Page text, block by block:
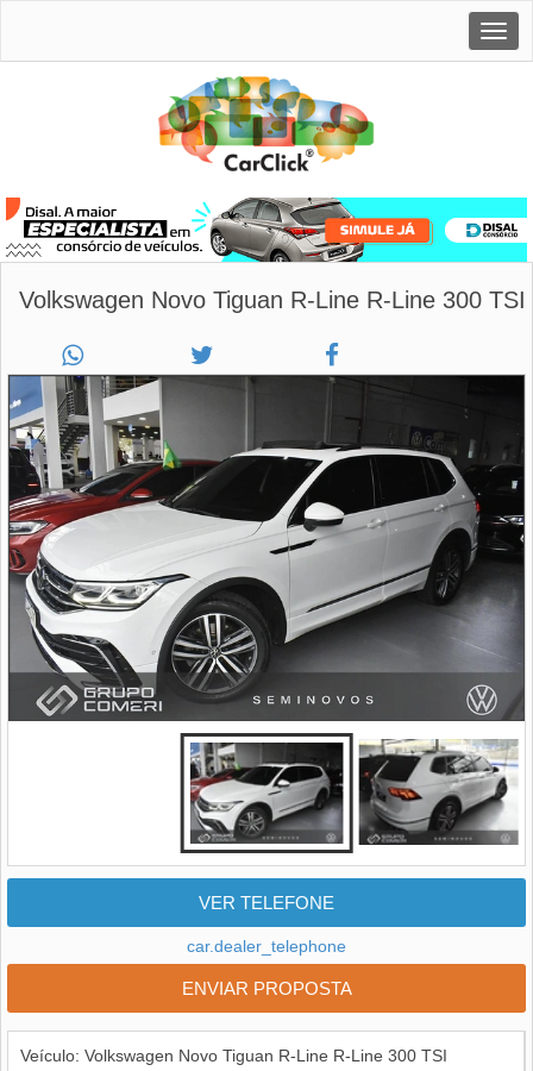
Volkswagen Novo Tiguan R-Line R-Line 300 TSI
VER TELEFONE
car.dealer_telephone
ENVIAR PROPOSTA
Veículo: Volkswagen Novo Tiguan R-Line R-Line 300 TSI